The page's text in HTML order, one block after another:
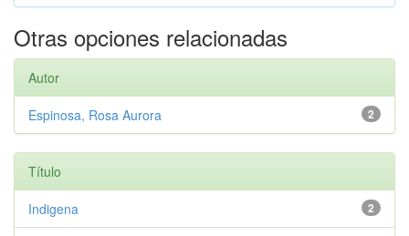
Otras opciones relacionadas
Autor
2
Espinosa, Rosa Aurora
Título
2
Indigena